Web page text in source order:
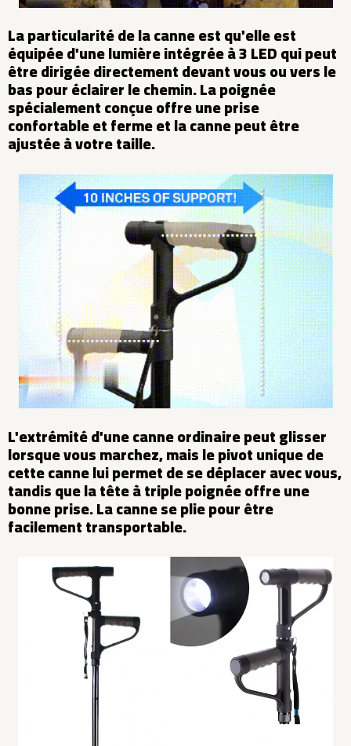
La particularité de la canne est qu'elle est
équipée d'une lumière intégrée à 3 LED qui peut
être dirigée directement devant vous ou vers le
bas pour éclairer le chemin. La poignée
spécialement conçue offre une prise
confortable et ferme et la canne peut être
ajustée à votre taille.
L'extrémité d'une canne ordinaire peut glisser
lorsque vous marchez, mais le pivot unique de
cette canne lui permet de se déplacer avec vous,
tandis que la tête à triple poignée offre une
bonne prise. La canne se plie pour être
facilement transportable.